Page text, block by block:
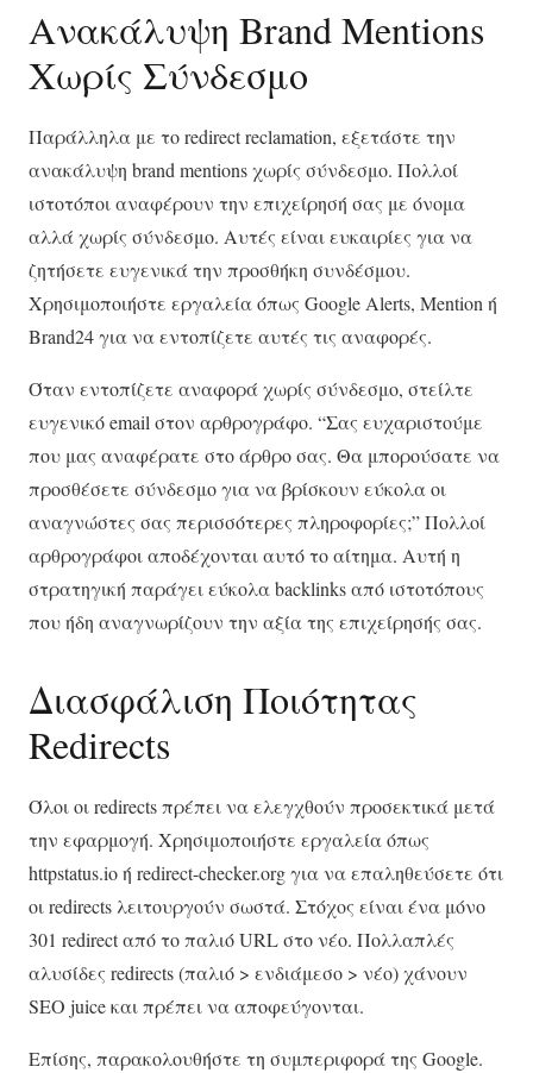
Ανακάλυψη Brand Mentions
Χωρίς Σύνδεσμο
Παράλληλα με το redirect reclamation, εξετάστε την
ανακάλυψη brand mentions χωρίς σύνδεσμο. Πολλοί
ιστοτόποι αναφέρουν την επιχείρησή σας με όνομα
αλλά χωρίς σύνδεσμο. Αυτές είναι ευκαιρίες για να
ζητήσετε ευγενικά την προσθήκη συνδέσμου.
Χρησιμοποιήστε εργαλεία όπως Google Alerts, Mention ή
Brand24 για να εντοπίζετε αυτές τις αναφορές.
Όταν εντοπίζετε αναφορά χωρίς σύνδεσμο, στείλτε
ευγενικό email στον αρθρογράφο. “Σας ευχαριστούμε
που μας αναφέρατε στο άρθρο σας. Θα μπορούσατε να
προσθέσετε σύνδεσμο για να βρίσκουν εύκολα οι
αναγνώστες σας περισσότερες πληροφορίες;” Πολλοί
αρθρογράφοι αποδέχονται αυτό το αίτημα. Αυτή η
στρατηγική παράγει εύκολα backlinks από ιστοτόπους
που ήδη αναγνωρίζουν την αξία της επιχείρησής σας.
Διασφάλιση Ποιότητας
Redirects
Όλοι οι redirects πρέπει να ελεγχθούν προσεκτικά μετά
την εφαρμογή. Χρησιμοποιήστε εργαλεία όπως
httpstatus.io ή redirect-checker.org για να επαληθεύσετε ότι
οι redirects λειτουργούν σωστά. Στόχος είναι ένα μόνο
301 redirect από το παλιό URL στο νέο. Πολλαπλές
αλυσίδες redirects (παλιό > ενδιάμεσο > νέο) χάνουν
SEO juice και πρέπει να αποφεύγονται.
Επίσης, παρακολουθήστε τη συμπεριφορά της Google.